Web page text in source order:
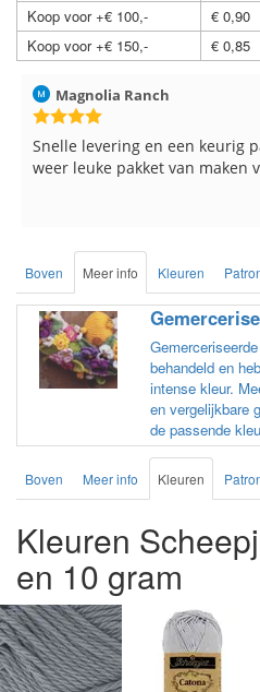
Koop voor +€ 100,-
€ 0,90
Koop voor +€ 150,-
€ 0,85
Hilde uit Loyers
Reeds meerdere keren
breinaalden besteld, altijd heel
Boven Meer info Kleuren
behandeld en
intense kleur.
en vergelijkbare
de passende
Boven Meer info Kleuren
Kleuren
en 10 gram